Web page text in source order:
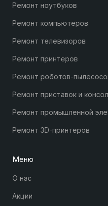
Ремонт ноутбуков
Ремонт компьютеров
Ремонт телевизоров
Ремонт принтеров
Ремонт роботов-
Ремонт приставок и
Ремонт промышленной
Ремонт 3D-принтеров
Меню
О нас
Акции